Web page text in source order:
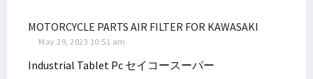
MOTORCYCLE PARTS AIR FILTER FOR KAWASAKI
May 29, 2023 10:51 am
Industrial Tablet Pc セイコースーパー